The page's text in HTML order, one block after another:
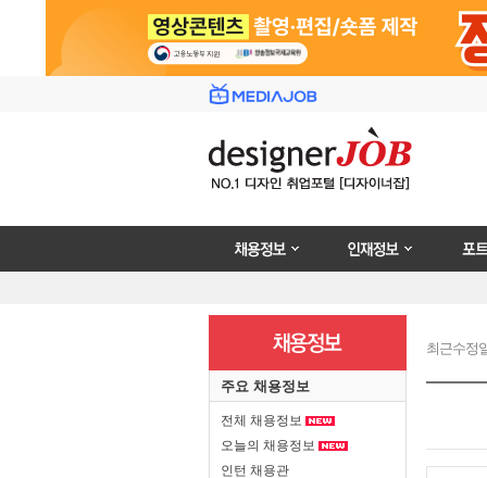
주요 채용정보
전체 채용정보
오늘의 채용정보
인턴 채용관
최근수정